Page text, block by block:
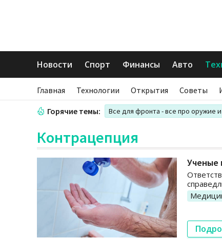
Новости Спорт Финансы Авто
Главная Технологии Открытия Советы
Горячие темы: Все для фронта - все про оружие
Контрацепция
Ученые